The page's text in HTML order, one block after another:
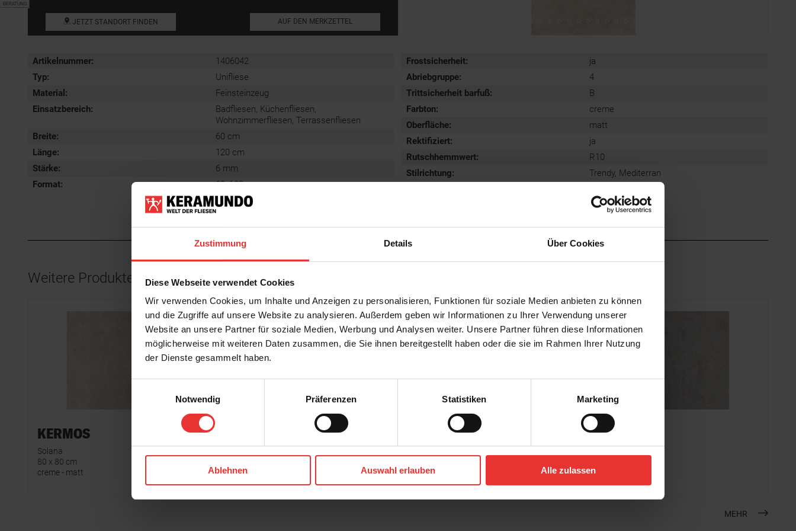
Zustimmung Details Über Cookies
Diese Webseite verwendet Cookies
Wir verwenden Cookies, um Inhalte und Anzeigen zu personalisieren, Funktionen für soziale Medien anbieten zu können
und die Zugriffe auf unsere Website zu analysieren. Außerdem geben wir Informationen zu Ihrer Verwendung unserer
Website an unsere Partner für soziale Medien, Werbung und Analysen weiter. Unsere Partner führen diese Informationen
möglicherweise mit weiteren Daten zusammen, die Sie ihnen bereitgestellt haben oder die sie im Rahmen Ihrer Nutzung
der Dienste gesammelt haben.
Notwendig
Präferenzen Statistiken Marketing
Ablehnen Auswahl erlauben Alle zulassen
JETZT STANDORT FINDEN AUF DEN MERKZETTEL
Artikelnummer:
1406042
Typ:
Unifliese
Material:
Feinsteinzeug
Einsatzbereich:
Badfliesen, Küchenfliesen,
Wohnzimmerfliesen, Terrassenfliesen
Breite:
60 cm
Länge:
120 cm
Stärke:
6 mm
Format: 60x120 cm
Frostsicherheit:
ja
Abriebgruppe:
4
Trittsicherheit barfuß:
B
Farbton:
creme
Oberfläche:
matt
Rektifiziert:
ja
Rutschhemmwert:
R10
Stilrichtung: Trendy, Mediterran
Weitere Produkte aus der Serie
KERMOS
Solana
80 x 80 cm
creme - matt
taupe - matt
KERMOS
hellgrau - matt
KERMOS
MEHR
BERATUNG